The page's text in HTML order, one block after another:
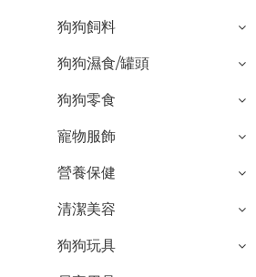
狗狗飼料
狗狗濕食/罐頭
狗狗零食
寵物服飾
營養保健
清潔美容
狗狗玩具